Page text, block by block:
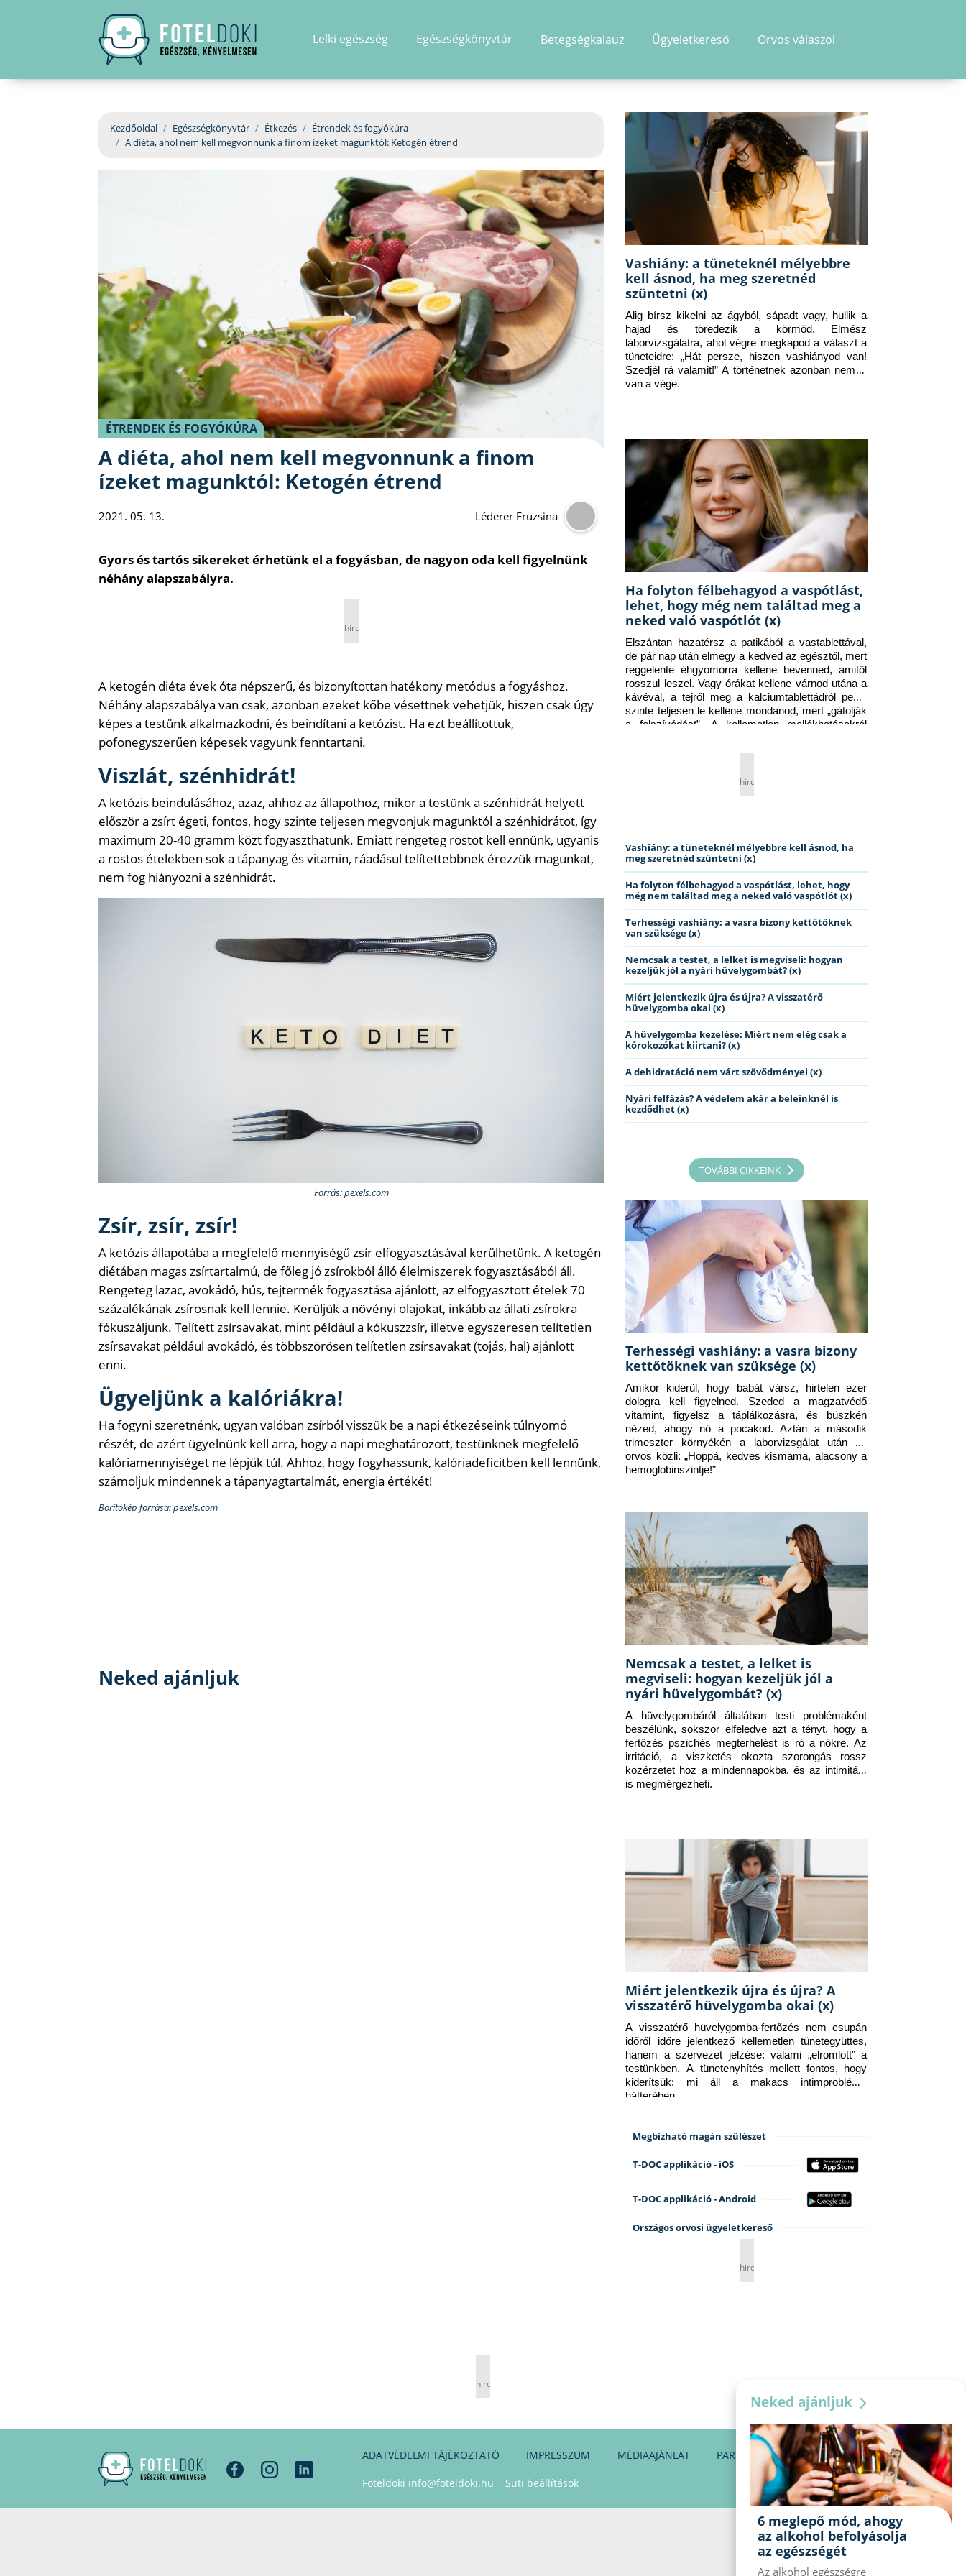
Lelki egészség Egészségkönyvtár Betegségkalauz Ügyeletkereső Orvos válaszol
Kezdőoldal Egészségkönyvtár Étkezés
Étrendek és fogyókúra
A diéta, ahol nem kell megvonnunk a finom ízeket magunktól: Ketogén étrend
ÉTRENDEK ÉS FOGYÓKÚRA
A diéta, ahol nem kell megvonnunk a finom
ízeket magunktól: Ketogén étrend
2021. 05. 13. Léderer Fruzsina
Gyors és tartós sikereket érhetünk el a fogyásban, de nagyon oda kell figyelnünk
néhány alapszabályra.
hirdetés
A ketogén diéta évek óta népszerű, és bizonyítottan hatékony metódus a fogyáshoz.
Néhány alapszabálya van csak, azonban ezeket kőbe vésettnek vehetjük, hiszen csak úgy
képes a testünk alkalmazkodni, és beindítani a ketózist. Ha ezt beállítottuk,
pofonegyszerűen képesek vagyunk fenntartani.
Viszlát, szénhidrát!
A ketózis beindulásához, azaz, ahhoz az állapothoz, mikor a testünk a szénhidrát helyett
először a zsírt égeti, fontos, hogy szinte teljesen megvonjuk magunktól a szénhidrátot, így
maximum 20-40 gramm közt fogyaszthatunk. Emiatt rengeteg rostot kell ennünk, ugyanis
a rostos ételekben sok a tápanyag és vitamin, ráadásul telítettebbnek érezzük magunkat,
nem fog hiányozni a szénhidrát.
Forrás: pexels.com
Zsír, zsír, zsír!
A ketózis állapotába a megfelelő mennyiségű zsír elfogyasztásával kerülhetünk. A ketogén
diétában magas zsírtartalmú, de főleg jó zsírokból álló élelmiszerek fogyasztásából áll.
Rengeteg lazac, avokádó, hús, tejtermék fogyasztása ajánlott, az elfogyasztott ételek 70
százalékának zsírosnak kell lennie. Kerüljük a növényi olajokat, inkább az állati zsírokra
fókuszáljunk. Telített zsírsavakat, mint például a kókuszzsír, illetve egyszeresen telítetlen
zsírsavakat például avokádó, és többszörösen telítetlen zsírsavakat (tojás, hal) ajánlott
enni.
Ügyeljünk a kalóriákra!
Ha fogyni szeretnénk, ugyan valóban zsírból visszük be a napi étkezéseink túlnyomó
részét, de azért ügyelnünk kell arra, hogy a napi meghatározott, testünknek megfelelő
kalóriamennyiséget ne lépjük túl. Ahhoz, hogy fogyhassunk, kalóriadeficitben kell lennünk,
számoljuk mindennek a tápanyagtartalmát, energia értékét!
Borítókép forrása: pexels.com
Neked ajánljuk
Vashiány: a tüneteknél mélyebbre
kell ásnod, ha meg szeretnéd
szüntetni (x)
Alig bírsz kikelni az ágyból, sápadt vagy, hullik a
hajad és töredezik a körmöd. Elmész
laborvizsgálatra, ahol végre megkapod a választ a
tüneteidre: „Hát persze, hiszen vashiányod van!
Szedjél rá valamit!” A történetnek azonban nem itt
van a vége.
Ha folyton félbehagyod a vaspótlást,
lehet, hogy még nem találtad meg a
neked való vaspótlót (x)
Elszántan hazatérsz a patikából a vastablettával,
de pár nap után elmegy a kedved az egésztől, mert
reggelente éhgyomorra kellene bevenned, amitől
rosszul leszel. Vagy órákat kellene várnod utána a
kávéval, a tejről meg a kalciumtablettádról pedig
szinte teljesen le kellene mondanod, mert „gátolják
a felszívódást”. A kellemetlen mellékhatásokról
hirdetés
Vashiány: a tüneteknél mélyebbre kell ásnod, ha
meg szeretnéd szüntetni (x)
Ha folyton félbehagyod a vaspótlást, lehet, hogy
még nem találtad meg a neked való vaspótlót (x)
Terhességi vashiány: a vasra bizony kettőtöknek
van szüksége (x)
Nemcsak a testet, a lelket is megviseli: hogyan
kezeljük jól a nyári hüvelygombát? (x)
Miért jelentkezik újra és újra? A visszatérő
hüvelygomba okai (x)
A hüvelygomba kezelése: Miért nem elég csak a
kórokozókat kiirtani? (x)
A dehidratáció nem várt szövődményei (x)
Nyári felfázás? A védelem akár a beleinknél is
kezdődhet (x)
TOVÁBBI CIKKEINK
Terhességi vashiány: a vasra bizony
kettőtöknek van szüksége (x)
Amikor kiderül, hogy babát vársz, hirtelen ezer
dologra kell figyelned. Szeded a magzatvédő
vitamint, figyelsz a táplálkozásra, és büszkén
nézed, ahogy nő a pocakod. Aztán a második
trimeszter környékén a laborvizsgálat után az
orvos közli: „Hoppá, kedves kismama, alacsony a
hemoglobinszintje!”
Nemcsak a testet, a lelket is
megviseli: hogyan kezeljük jól a
nyári hüvelygombát? (x)
A hüvelygombáról általában testi problémaként
beszélünk, sokszor elfeledve azt a tényt, hogy a
fertőzés pszichés megterhelést is ró a nőkre. Az
irritáció, a viszketés okozta szorongás rossz
közérzetet hoz a mindennapokba, és az intimitást
is megmérgezheti.
Miért jelentkezik újra és újra? A
visszatérő hüvelygomba okai (x)
A visszatérő hüvelygomba-fertőzés nem csupán
időről időre jelentkező kellemetlen tünetegyüttes,
hanem a szervezet jelzése: valami „elromlott” a
testünkben. A tünetenyhítés mellett fontos, hogy
kiderítsük: mi áll a makacs intimprobléma
hátterében.
Megbízható magán szülészet
T-DOC applikáció - iOS
T-DOC applikáció - Android
Országos orvosi ügyeletkereső
hirdetés
hirdetés
ADATVÉDELMI TÁJÉKOZTATÓ IMPRESSZUM MÉDIAAJÁNLAT PARTNEREINK KAPCSOLAT
Foteldoki info@foteldoki.hu Süti beállítások
Neked ajánljuk
6 meglepő mód, ahogy
az alkohol befolyásolja
az egészségét
Az alkohol egészségre